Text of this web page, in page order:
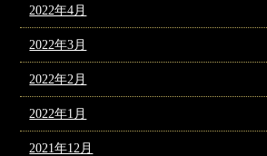
2022年4月
2022年3月
2022年2月
2022年1月
2021年12月